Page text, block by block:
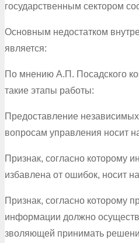
государственным сектором
Основным недостатком
является:
По мнению А.П. Посадского
такие этапы работы:
Предоставление
вопросам управления носит
Признак, согласно которому
избавлена от ошибок, носит
Признак, согласно которому
информации должно
зволяющей принимать